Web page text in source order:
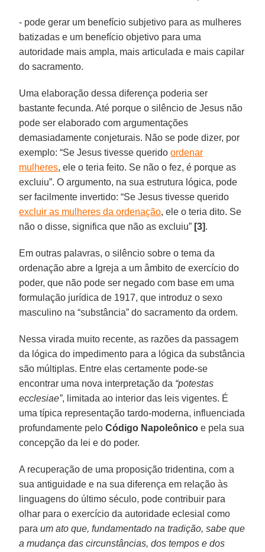
- pode gerar um benefício subjetivo para as mulheres
batizadas e um benefício objetivo para uma
autoridade mais ampla, mais articulada e mais capilar
do sacramento.
Uma elaboração dessa diferença poderia ser
bastante fecunda. Até porque o silêncio de Jesus não
pode ser elaborado com argumentações
demasiadamente conjeturais. Não se pode dizer, por
exemplo: “Se Jesus tivesse queridoordenar
mulheres, ele o teria feito. Se não o fez, é porque as
excluiu”. O argumento, na sua estrutura lógica, pode
ser facilmente invertido: “Se Jesus tivesse querido
excluir as mulheres da ordenação, ele o teria dito. Se
não o disse, significa que não as excluiu” [3].
Em outras palavras, o silêncio sobre o tema da
ordenação abre a Igreja a um âmbito de exercício do
poder, que não pode ser negado com base em uma
formulação jurídica de 1917, que introduz o sexo
masculino na “substância” do sacramento da ordem.
Nessa virada muito recente, as razões da passagem
da lógica do impedimento para a lógica da substância
são múltiplas. Entre elas certamente pode-se
encontrar uma nova interpretação da “potestas
ecclesiae”, limitada ao interior das leis vigentes. É
uma típica representação tardo-moderna, influenciada
profundamente peloCódigo Napoleônico e pela sua
concepção da lei e do poder.
A recuperação de uma proposição tridentina, com a
sua antiguidade e na sua diferença em relação às
linguagens do último século, pode contribuir para
olhar para o exercício da autoridade eclesial como
paraum ato que, fundamentado na tradição, sabe que
a mudança das circunstâncias, dos tempos e dos